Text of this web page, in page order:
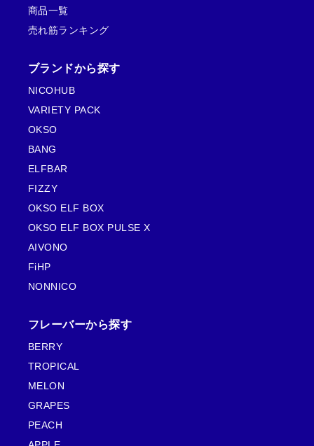
商品一覧
売れ筋ランキング
ブランドから探す
NICOHUB
VARIETY PACK
OKSO
BANG
ELFBAR
FIZZY
OKSO ELF BOX
OKSO ELF BOX PULSE X
AIVONO
FiHP
NONNICO
フレーバーから探す
BERRY
TROPICAL
MELON
GRAPES
PEACH